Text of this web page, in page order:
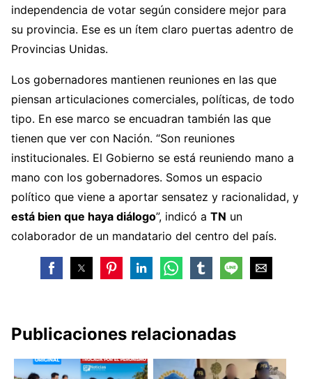
independencia de votar según considere mejor para
su provincia. Ese es un ítem claro puertas adentro de
Provincias Unidas.
Los gobernadores mantienen reuniones en las que
piensan articulaciones comerciales, políticas, de todo
tipo. En ese marco se encuadran también las que
tienen que ver con Nación. “Son reuniones
institucionales. El Gobierno se está reuniendo mano a
mano con los gobernadores. Somos un espacio
político que viene a aportar sensatez y racionalidad, y
está bien que haya diálogo”, indicó a TN un
colaborador de un mandatario del centro del país.
Publicaciones relacionadas